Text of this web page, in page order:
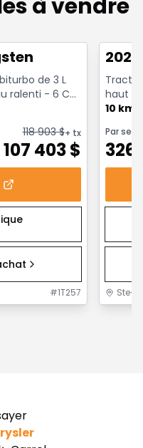
à vendre
de 3 L
ralenti - 6 Cyl.
118 903$+ tx
107 403$
#1T257
haut
-
10 km
Par
326
Ste-